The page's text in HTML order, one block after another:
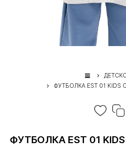
ФУТБОЛКА EST 01
ФУТБОЛКА EST 01